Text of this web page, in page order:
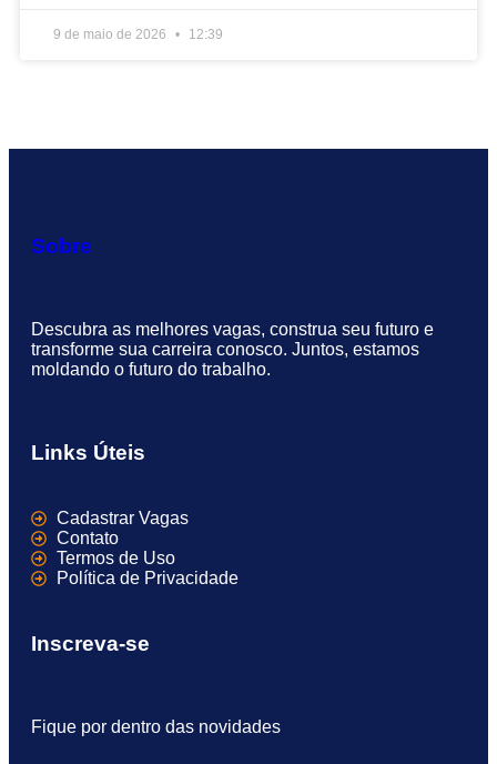
9 de maio de 2026 12:39
Sobre
Descubra as melhores vagas, construa seu futuro e
transforme sua carreira conosco. Juntos, estamos
moldando o futuro do trabalho.
Links Úteis
Cadastrar Vagas
Contato
Termos de Uso
Política de Privacidade
Inscreva-se
Fique por dentro das novidades